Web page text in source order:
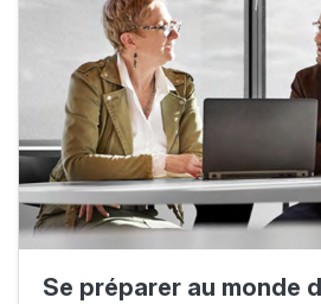
Se préparer au monde